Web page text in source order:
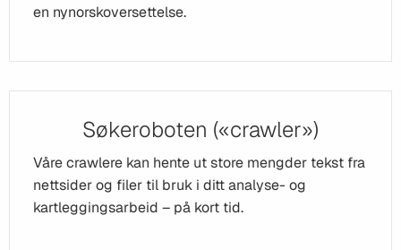
en nynorskoversettelse.
Søkeroboten («crawler»)
Våre crawlere kan hente ut store mengder tekst fra
nettsider og filer til bruk i ditt analyse- og
kartleggingsarbeid – på kort tid.